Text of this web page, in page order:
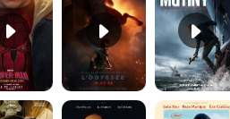
Les Silences de Riyad Bande-annonce VO STFR Les Matins merveilleux Bande-annonce VF